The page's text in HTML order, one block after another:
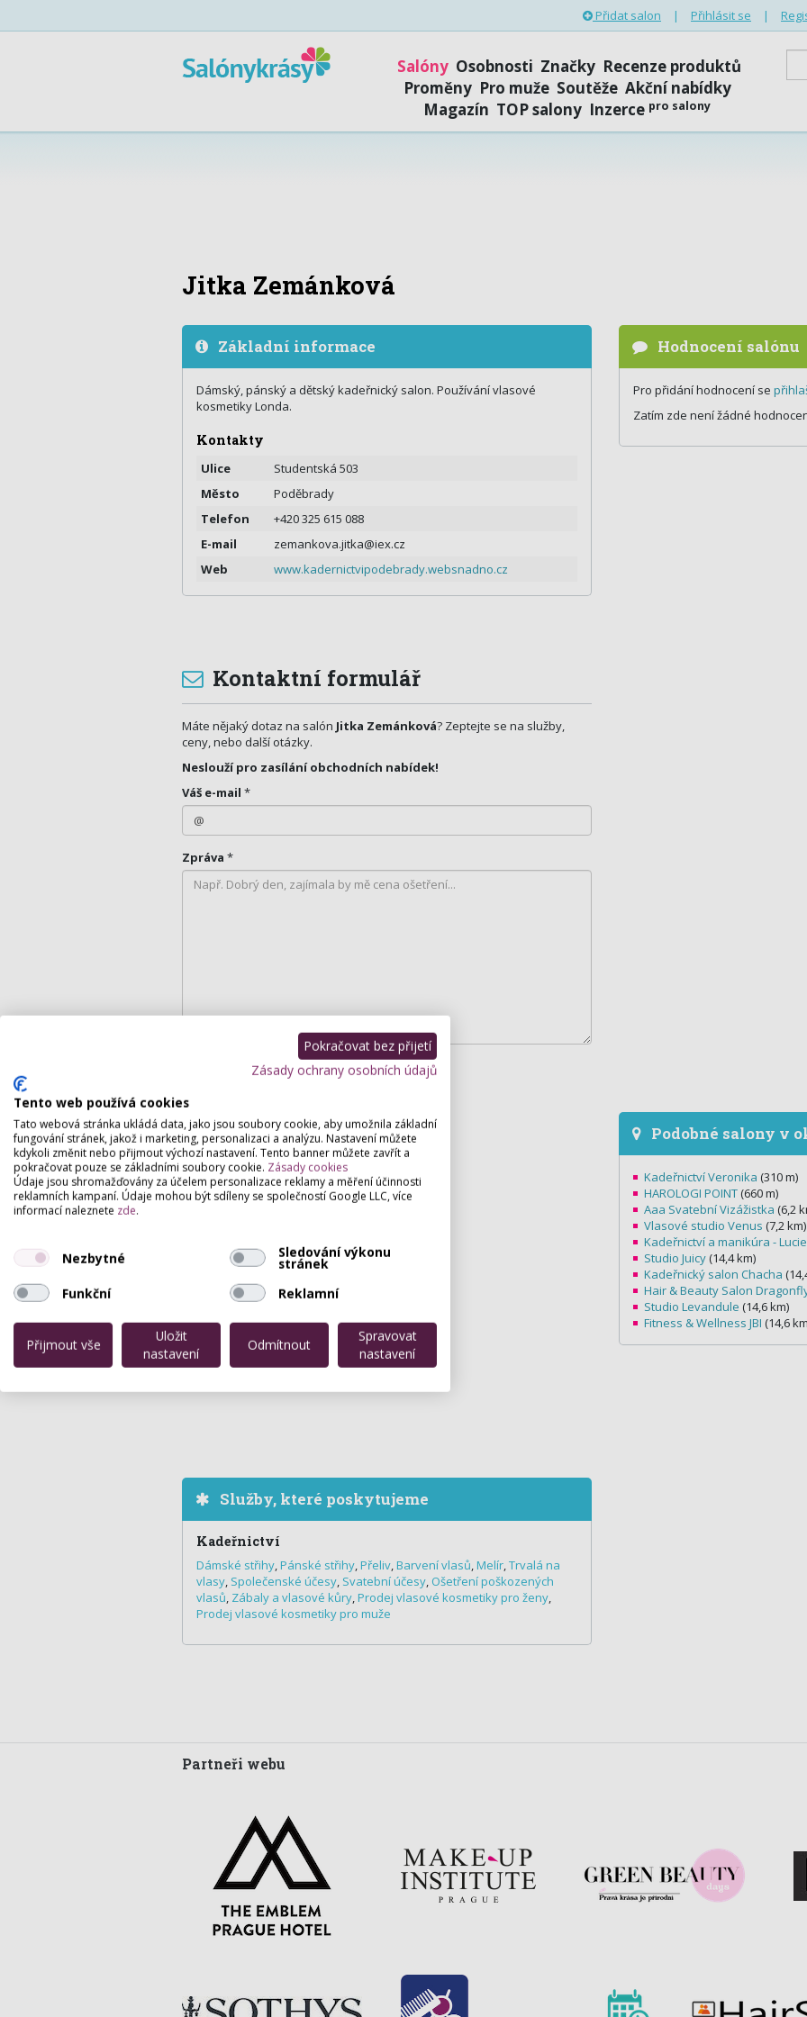
Přidat salon | Přihlásit se |
Salóny Osobnosti Značky Recenze produktů
Proměny Pro muže Soutěže Akční nabídky
Magazín TOP salony Inzerce pro salony
Jitka Zemánková
Základní informace
Dámský, pánský a dětský kadeřnický salon. Používání vlasové
kosmetiky Londa.
Kontakty
Ulice
Studentská 503
Město
Poděbrady
Telefon
+420 325 615 088
E-mail
zemankova.jitka@iex.cz
Web
www.kadernictvipodebrady.websnadno.cz
Kontaktní formulář
Máte nějaký dotaz na salón Jitka Zemánková? Zeptejte se na služby,
ceny, nebo další otázky.
Neslouží pro zasílání obchodních nabídek!
Váš e-mail *
Zpráva *
Služby, které poskytujeme
Kadeřnictví
Dámské střihy,Pánské střihy,Přeliv,Barvení vlasů,Melír,Trvalá na
vlasy, Společenské účesy, Svatební účesy, Ošetření poškozených
vlasů, Zábaly a vlasové kůry,Prodej vlasové kosmetiky pro ženy,
Prodej vlasové kosmetiky pro muže
Hodnocení salónu
Pro přidání hodnocení se
Zatím zde není žádné
Podobné salony v
Kadeřnictví Veronika (310 m)
HAROLOGI POINT (660 m)
Aaa Svatební Vizážistka (6,2
Vlasové studio Venus (7,2 km)
Kadeřnictví a manikúra -
Studio Juicy (14,4 km)
Kadeřnický salon Chacha
Hair & Beauty Salon
Studio Levandule (14,6 km)
Fitness & Wellness JBI (14,6
Partneři webu
Pokračovat bez přijetí
Zásady ochrany osobních údajů
Tento web používá cookies
Tato webová stránka ukládá data, jako jsou soubory cookie, aby umožnila základní
fungování stránek, jakož i marketing, personalizaci a analýzu. Nastavení můžete
kdykoli změnit nebo přijmout výchozí nastavení. Tento banner můžete zavřít a
pokračovat pouze se základními soubory cookie. Zásady cookies
Údaje jsou shromažďovány za účelem personalizace reklamy a měření účinnosti
reklamních kampaní. Údaje mohou být sdíleny se společností Google LLC, více
informací naleznete zde.
Nezbytné Sledování výkonu
stránek
Funkční
Reklamní
Přijmout vše
Uložit
nastavení
Odmítnout
Spravovat
nastavení